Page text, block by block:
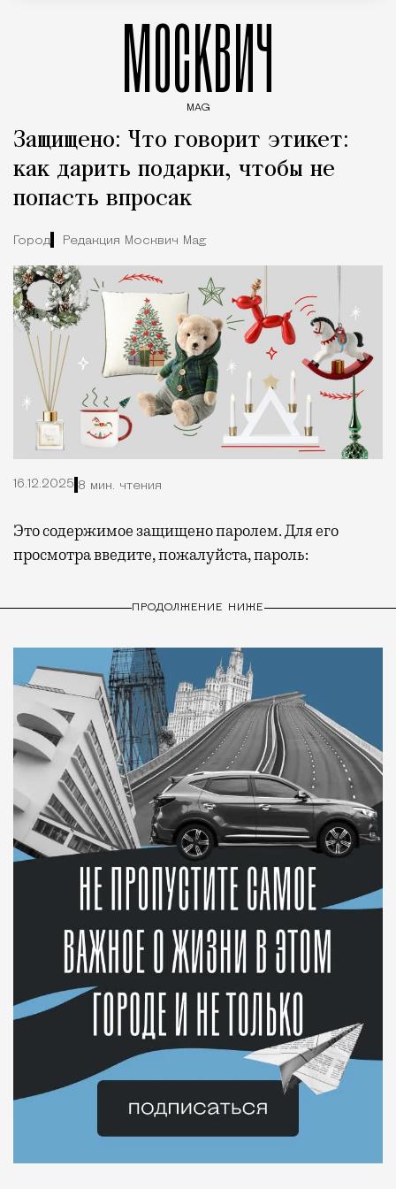
МОСКВИЧ
MAG
Защищено: Что говорит этикет:
как дарить подарки, чтобы не
попасть впросак
Город Редакция Москвич Mag
16.12.2025 8 мин. чтения
Это содержимое защищено паролем. Для его
просмотра введите, пожалуйста, пароль:
ПРОДОЛЖЕНИЕ НИЖЕ